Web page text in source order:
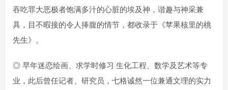
吞吃罪大恶极者饱满多汁的心脏的埃及神，谐趣与神采兼
具，目不暇接的令人捧腹的情节，都收录于《苹果核里的桃
先生》。
◎ 早年迷恋绘画、求学时修习 生化工程、数学及艺术等专
业，此后曾任记者、研究员，七格诚然一位兼通文理的实力